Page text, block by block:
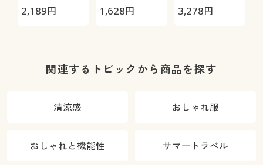
かけトートバ
2,189円
1,628円
ムキャップ(男
3,278円
関連するトピックから商品を探す
清涼感 おしゃれ服
おしゃれと機能性 サマートラベル